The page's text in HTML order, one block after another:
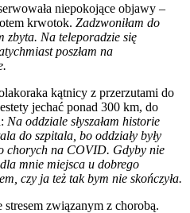
niepokojące objawy –
krwotok. Zadzwoniłam do
zbyta. Na teleporadzie się
poszłam na
kątnicy z przerzutami do
jechać ponad 300 km, do
Na oddziale słyszałam historie
do szpitala, bo oddziały były
chorych na COVID. Gdyby nie
mnie miejsca u dobrego
czy ja też tak bym nie skończyła.
stresem związanym z chorobą.